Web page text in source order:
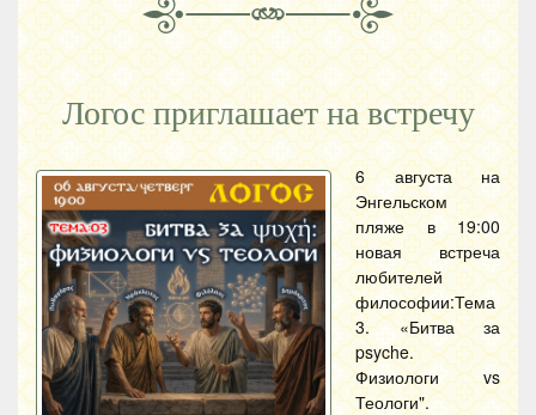
Логос приглашает на встречу
6 августа на
Энгельском
пляже в 19:00
новая встреча
любителей
философии:Тема
3. «Битва за
psyche.
Физиологи vs
Теологи".